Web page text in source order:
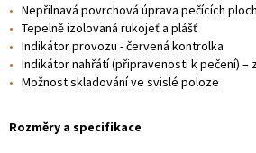
Nepřilnavá povrchová úprava pečících ploch
Tepelně izolovaná rukojeť a plášť
Indikátor provozu - červená kontrolka
Indikátor nahřátí (připravenosti k pečení) –
Možnost skladování ve svislé poloze
Rozměry a specifikace